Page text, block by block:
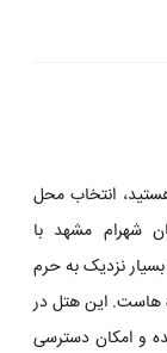
انتخاب محل
شهرام مشهد با
نزدیک به حرم
هاست. این هتل در
و امکان دسترسی